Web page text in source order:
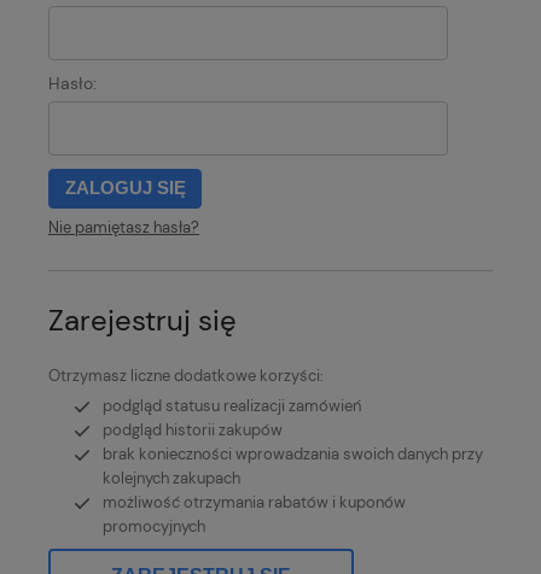
Hasło:
ZALOGUJ SIĘ
Nie pamiętasz hasła?
Zarejestruj się
Otrzymasz liczne dodatkowe korzyści:
podgląd statusu realizacji zamówień
podgląd historii zakupów
brak konieczności wprowadzania swoich danych przy
kolejnych zakupach
możliwość otrzymania rabatów i kuponów
promocyjnych